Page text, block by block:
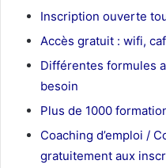
Inscription ouverte
Accès gratuit : wifi,
Différentes formules
besoin
Plus de 1000
Coaching d’emploi /
gratuitement aux